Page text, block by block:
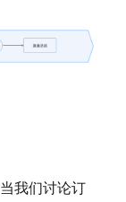
当我们讨论订